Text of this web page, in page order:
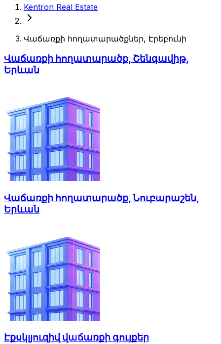
Kentron Real Estate
Վաճառքի հողատարածքներ, Էրեբունի
Վաճառքի հողատարածք, Շենգավիթ,
Երևան
Վաճառքի հողատարածք, Նուբարաշեն,
Երևան
Էքսկլյուզիվ վաճառքի գույքեր